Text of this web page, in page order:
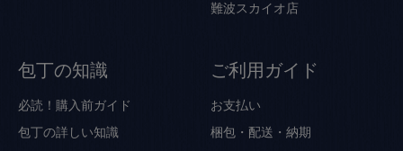
難波スカイオ店
包丁の知識
必読！購入前ガイド
包丁の詳しい知識
ご利用ガイド
お支払い
梱包・配送・納期